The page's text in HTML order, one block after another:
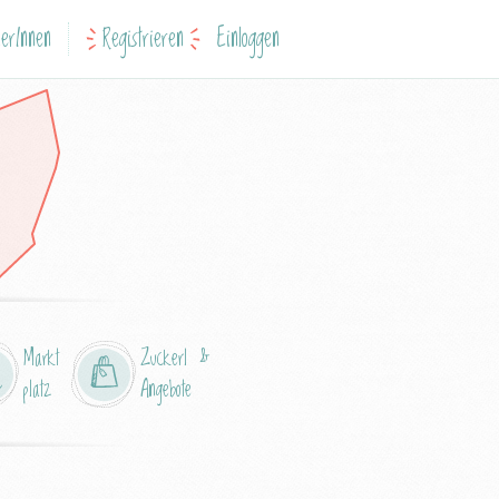
Registrieren Einloggen
Markt
platz
Zuckerl &
Angebote